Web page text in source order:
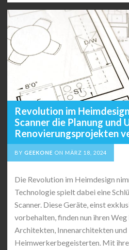
Revolution im
Scanner die Planung und
Renovierungsprojekten
BY GEEKONE ON MÄRZ 18, 2024
Die Revolution im Heimdesign
Technologie spielt dabei eine
Scanner. Diese Geräte, einst
vorbehalten, finden nun ihren Weg
Architekten, Innenarchitekten und
Heimwerkerbegeisterten. Mit